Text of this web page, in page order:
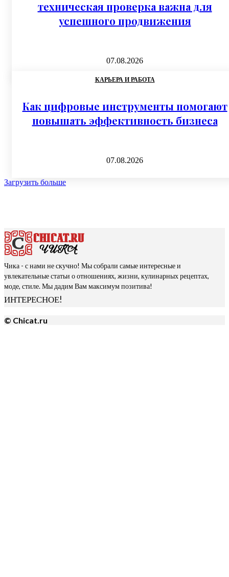
техническая проверка важна для
успешного продвижения
07.08.2026
КАРЬЕРА И РАБОТА
Как цифровые инструменты помогают
повышать эффективность бизнеса
07.08.2026
Загрузить больше
Чика - с нами не скучно! Мы собрали самые интересные и
увлекательные статьи о отношениях, жизни, кулинарных рецептах,
моде, стиле. Мы дадим Вам максимум позитива!
ИНТЕРЕСНОЕ!
© Chicat.ru